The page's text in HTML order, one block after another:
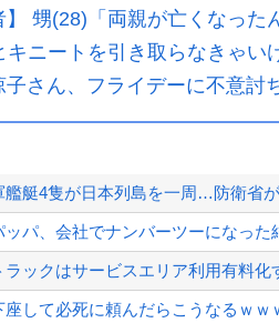
】 甥(28)「両親が亡くなっ
キニートを引き取らなきゃい
子さん、フライデーに不意討
艇4隻が日本列島を一周…防衛省が
ッパ、会社でナンバーツーになっ
ラックはサービスエリア利用有料
して必死に頼んだらこうなるｗｗ